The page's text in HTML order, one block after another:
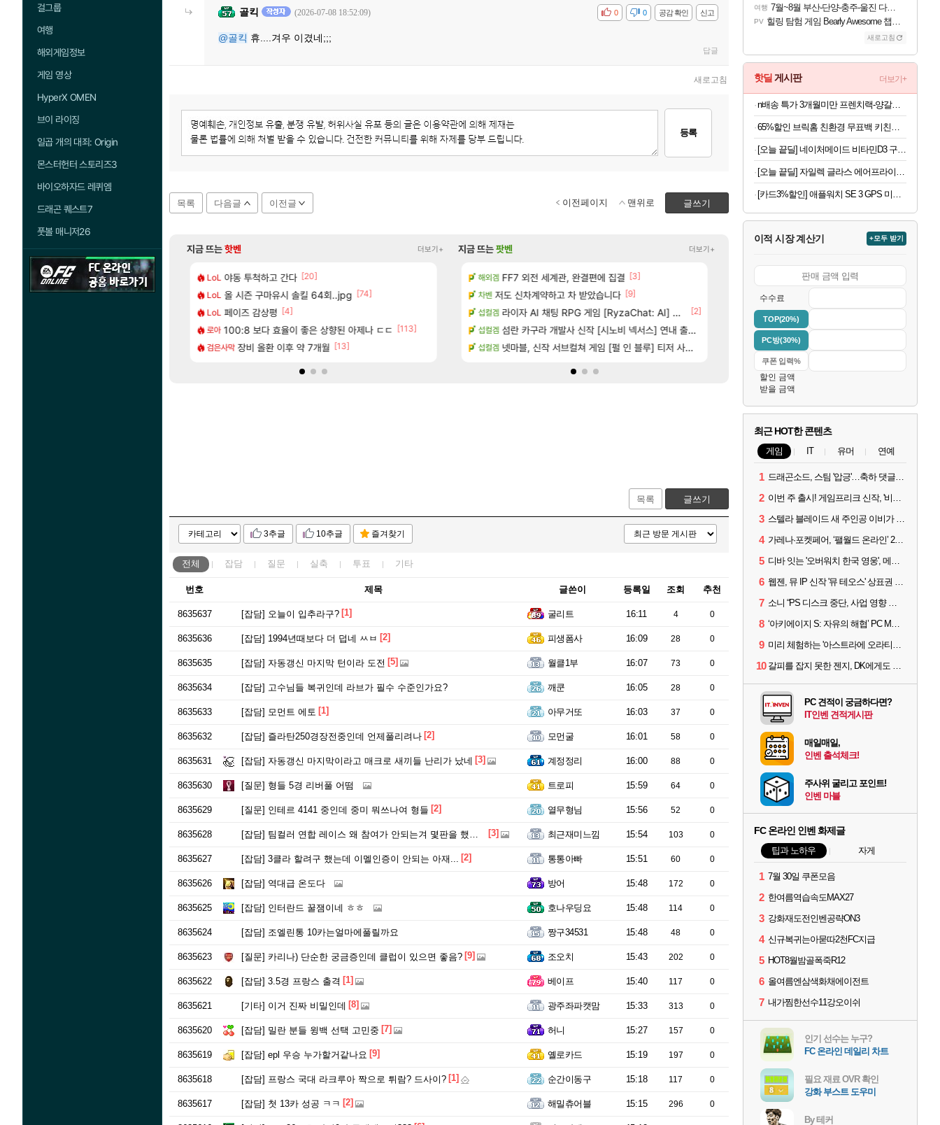
걸그룹
여행
해외게임정보
게임 영상
HyperX OMEN
브이 라이징
일곱 개의 대죄: Origin
몬스터헌터 스토리즈3
바이오하자드 레퀴엠
드래곤 퀘스트7
풋볼 매니저26
골킥 (2026-07-08 18:52:09) 신고
공감 확인
비공감 0
0
@골킥 휴....겨우 이겼네;;;
답글
새로고침
등록
목록 다음글 이전글 글쓰기
이전페이지 맨위로
지금 뜨는핫벤 더보기+
[74]
먹튀 ㄷㄷ.. [67]
LoL 야동 투척하고 간다 [20]
LoL 올 시즌 구마유시 솔킬 64회..jpg [74]
LoL 페이즈 감상평 [4]
로아 100:8 보다 효율이 좋은 상향된 아제나 ㄷㄷ
[113]
검은사막 장비 올환 이후 약 7개월 [13]
메이플 8월 9일 썬데이 메이플 [151]
리니지M 방금 일어난일 [14]
메이플 챌린저#77777 저격했습니다! [106]
로아 보상 공지 나온거 10추 하니 올리자 [83]
리니지 클래식 똘끼형 다 좋은데 해외작업장 도와주는 짓은 좀 아니지않냐? [35]
크로체 따왔습니다
[74]
부산 헌혈 먹튀 ㄷㄷ..
신호등 2인 40%글 존나 긁히네 씨발 [212]
고양이를 도구로 쓰는 인방 하꼬 스트리머 박제합니다.
검은사막
침팬치 수준 [19]
지금 뜨는팟벤 더보기+
2판 ‘몬헌 와일즈’, 30~40fps 목표 추정
가족여행을 다녀왔습니다. [1]
리싱크드 리싱크드 1.06 패치노트 (8/5)
여행 국내에도 이쁜곳이 많은것 같습니다
해외겜 AI발 원가 압박, 메인보드값 오르나
해외겜 중국 CXMT, D램 매출 점유율 7%…글로벌 4위로 부상
섭컬겜 [무한대] 출시일, 8월 13일에 나오나
해외겜 FF7 외전 세계관, 완결편에 집결 [3]
차벤 저도 신차계약하고 차 받았습니다 [9]
섭컬겜 라이자 AI 채팅 RPG 게임 [RyzaChat: AI] 공개
[2]
섭컬겜 섬란 카구라 개발사 신작 [시노비 넥서스] 연내 출시 예정
섭컬겜 넷마블, 신작 서브컬쳐 게임 [펄 인 블루] 티저 사이트 오픈
스위치2판 ‘몬헌 와일즈’, 30~40fps 목표 추
7년만에 가족여행을 다녀왔습니다.
비스트 비스트 오브 리인카네이션 정보/공략글 모음
동해바다 추암해수욕장
애니클립 혹시 이 만화 아시는 분 계신가요 [3]
목록 글쓰기
3추글 10추글 즐겨찾기
전체 잡담 질문 실축 투표 기타
번호 제목 글쓴이 등록일 조회 추천
8635637 [잡담] 오늘이 입추라구? [1] 굴리트 16:11 4 0
8635636 [잡담] 1994년때보다 더 덥네 ㅆㅂ [2] 피생폼사 16:09 28 0
8635635 [잡담] 자동갱신 마지막 턴이라 도전 [5] 월클1부 16:07 73 0
8635634 [잡담] 고수님들 복귀인데 라브가 필수 수준인가요? 깨쿤 16:05 28 0
8635633 [잡담] 모먼트 에토 [1] 아무거또 16:03 37 0
8635632 [잡담] 즐라탄250경장전중인데 언제풀리려나 [2] 모먼굴 16:01 58 0
8635631 [잡담] 자동갱신 마지막이라고 매크로 새끼들 난리가 났네 [3] 계정정리 16:00 88 0
8635630 [질문] 형들 5경 리버풀 어떰 트로피 15:59 64 0
8635629 [질문] 인테르 4141 중인데 중미 뭐쓰나여 형들 [2] 열무형님 15:56 52 0
8635628 [잡담] 팀컬러 연합 레이스 왜 참여가 안되는겨 몇판을 했는데 ㅡㅡ [3] 최근재미느낌 15:54 103 0
8635627 [잡담] 3클라 할려구 했는데 이멜인증이 안되는 아재... [2] 통통아빠 15:51 60 0
8635626 [잡담] 역대급 온도다 방어 15:48 172 0
8635625 [잡담] 인터란드 꿀잼이네 ㅎㅎ 호나우딩요 15:48 114 0
8635624 [잡담] 조엘린통 10카는얼마에풀릴까요 짱구34531 15:48 48 0
8635623 [질문] 카리나) 단순한 궁금증인데 클럽이 있으면 좋음? [9] 조오치 15:43 202 0
8635622 [잡담] 3.5경 프랑스 출격 [1] 베이프 15:40 117 0
8635621 [기타] 이거 진짜 비밀인데 [8] 광주좌파캣맘 15:33 313 0
8635620 [잡담] 밀란 분들 윙백 선택 고민중 [7] 허니 15:27 157 0
8635619 [잡담] epl 우승 누가할거같나요 [9] 옐로카드 15:19 197 0
8635618 [잡담] 프랑스 국대 라크루아 짝으로 튀람? 드사이? [1] 순간이동구 15:18 117 0
8635617 [잡담] 첫 13카 성공 ㅋㅋ [2] 해밀츄어블 15:15 296 0
여행 7월~8월 부산-단양-충주-울진 다녀왔어요~
PV 힐링 탐험 게임 Bearly Awesome 챕터 1 트레일러
새로고침
핫딜 게시판 더보기+
n배송 특가 3개월미만 프렌치랙-양갈비 양고기 밀키트 캠핑 쉽새끼 목초육 프랜치랙 프렌치렉 [원산지:뉴질랜드]
[카드3%할인] 애플워치 SE 3 GPS 미드나이트, 44mm, 미드나이트 스포츠밴드 (M/L)
이적 시장 계산기 +모두 받기
수수료
TOP(20%)
PC방(30%)
할인 금액
받을 금액
최근 HOT한 콘텐츠
게임 IT 유머 연예
1 드래곤소드, 스팀 '압긍'…축하 댓글 달고 게임 코드 받자!
2 이번 주 출시! 게임프리크 신작, '비스트 오브 리인카네이션'
3 스텔라 블레이드 새 주인공 이비가 부릅니다, 'Wanna be in LOVE' 뮤비 공개
4 가레나·포켓페어, ‘팰월드 온라인’ 2026년 출시 예고
5 디바 잇는 '오버워치 한국 영웅', 메카 파일럿 디몬 나온다
6 웹젠, 뮤 IP 신작 '뮤 테오스' 상표권 출원
7 소니 “PS 디스크 중단, 사업 영향 없다”
8 ‘아키에이지 S: 자유의 해협’ PC MMORPG로 개발한다
9 미리 체험하는 '아스트라에 오라티오'...NC, 8/19부터 CBT 참가자 모집
10 갈피를 잡지 못한 젠지, DK에게도 0:2 패배
PC 견적이 궁금하다면?
IT인벤 견적게시판
매일매일,
인벤 출석체크!
주사위 굴리고 포인트!
인벤 마블
FC 온라인 인벤 화제글
팁과 노하우 자게
1 7월 30일 쿠폰모음
2 한여름역습속도MAX27
3 강화재도전인벤공략ON3
4 신규복귀는아묻따2천FC지급
5 HOT8월밤골폭죽R12
6 올여름엔삼색화채에이전트
7 내가찜한선수11강오이쉬
인기 선수는 누구?
FC 온라인 데일리 차트
필요 재료 OVR 확인
강화 부스트 도우미
By 테커